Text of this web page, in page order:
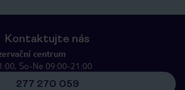
Kontaktujte nás
centrum
So-Ne 09:00-21:00
277 270 059